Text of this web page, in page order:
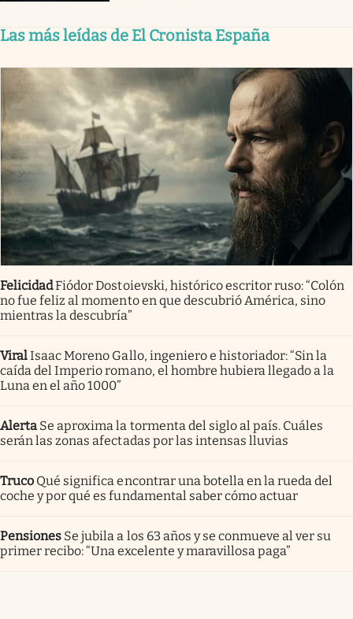
Las más leídas de El Cronista España
FelicidadFiódor Dostoievski, histórico escritor ruso: “Colón
no fue feliz al momento en que descubrió América, sino
mientras la descubría”
ViralIsaac Moreno Gallo, ingeniero e historiador: “Sin la
caída del Imperio romano, el hombre hubiera llegado a la
Luna en el año 1000”
Alerta Se aproxima la tormenta del siglo al país. Cuáles
serán las zonas afectadas por las intensas lluvias
Truco Qué significa encontrar una botella en la rueda del
coche y por qué es fundamental saber cómo actuar
Pensiones Se jubila a los 63 años y se conmueve al ver su
primer recibo: “Una excelente y maravillosa paga”